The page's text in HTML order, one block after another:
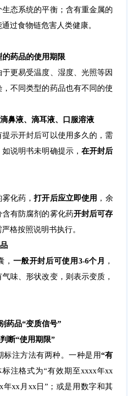
态系统的平衡；含有重金属的
过食物链危害人类健康。
的药品的使用期限
更易受温度、湿度、光照等因
不同类型的药品也有不同的使
鼻液、滴耳液、口服溶液
示开封后可以使用多久的，需
说明书未明确提示，在开封后
雾化药，打开后应立即使用 ，余
有防腐剂的雾化药开封后可存
格按照说明书执行。
， 一般开封后可使用3-6个月
，
味、形状改变，则表示变质，
药品“变质信号”
断“使用期限”
标注方法有两种。一种是用“有
注格式为“有效期至xxxx年xx
年xx月xx日”；或是用数字和其